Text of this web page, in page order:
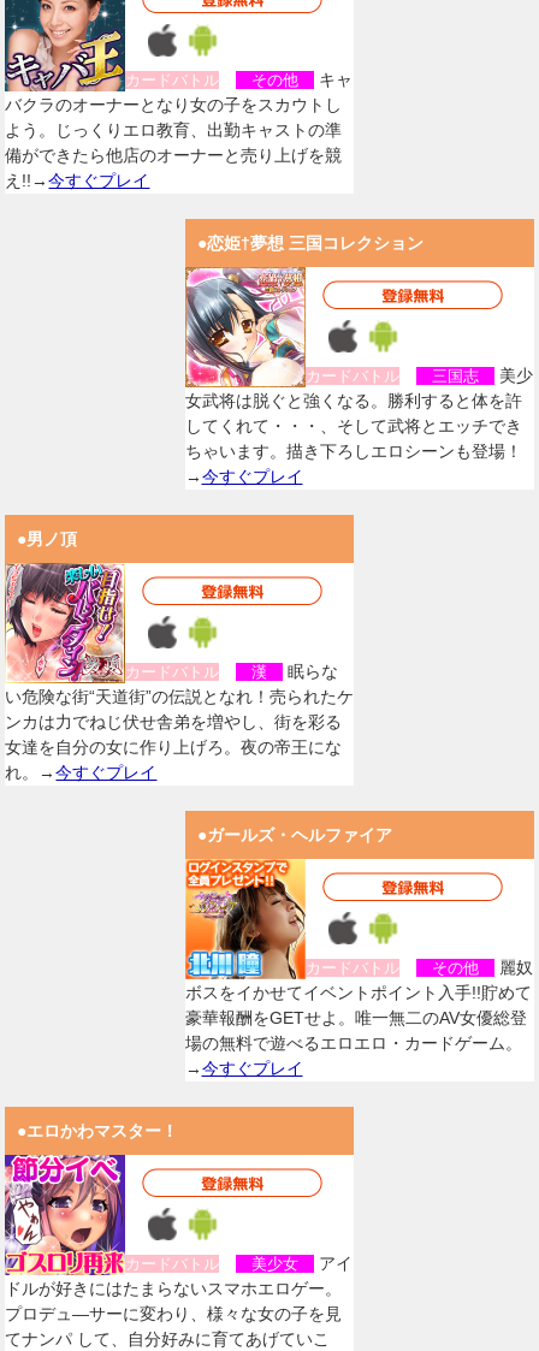
カードバトル その他
キャ
バクラのオーナーとなり女の子をスカウトし
よう。じっくりエロ教育、出勤キャストの準
備ができたら他店のオーナーと売り上げを競
え!!→今すぐプレイ
●恋姫†夢想 三国コレクション
カードバトル 三国志
美少
女武将は脱ぐと強くなる。勝利すると体を許
してくれて・・・、そして武将とエッチでき
ちゃいます。描き下ろしエロシーンも登場！
→今すぐプレイ
●男ノ頂
カードバトル 漢
眠らな
い危険な街“天道街”の伝説となれ！売られたケ
ンカは力でねじ伏せ舎弟を増やし、街を彩る
女達を自分の女に作り上げろ。夜の帝王にな
れ。→今すぐプレイ
●ガールズ・ヘルファイア
カードバトル その他
麗奴
ボスをイかせてイベントポイント入手!!貯めて
豪華報酬をGETせよ。唯一無二のAV女優総登
場の無料で遊べるエロエロ・カードゲーム。
→今すぐプレイ
●エロかわマスター！
カードバトル 美少女
アイ
ドルが好きにはたまらないスマホエロゲー。
プロデュ―サーに変わり、様々な女の子を見
てナンパ して、自分好みに育てあげていこ